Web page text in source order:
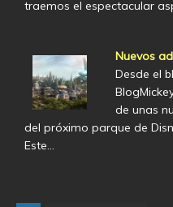
traemos el espectacular
Nuevos
Desde el
de unas
del próximo parque de
Este…